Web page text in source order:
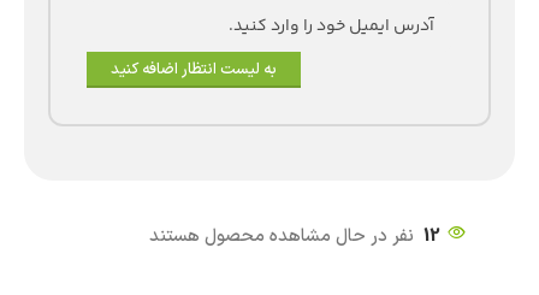
به لیست انتظار اضافه کنید
12 نفر در حال مشاهده محصول هستند